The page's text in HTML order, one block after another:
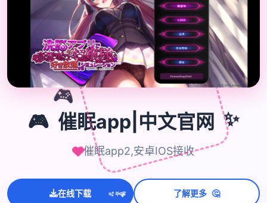
🎮
🎮 催眠app|中文官网 ✨
催眠app2,安卓IOS接收
在线下载 ✨⭐💫 了解更多 🤔